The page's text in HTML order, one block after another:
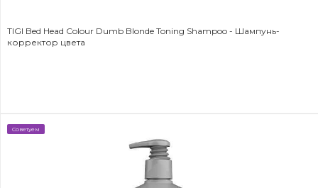
TIGI Bed Head Colour Dumb Blonde Toning Shampoo - Шампунь-
корректор цвета
Советуем